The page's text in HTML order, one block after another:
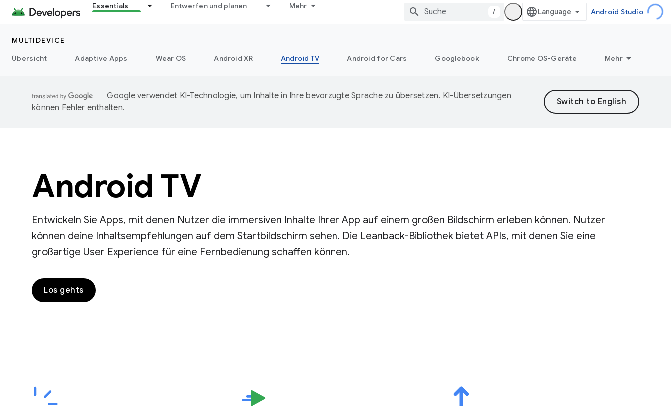
Essentials Entwerfen und planen Mehr
/ Android Studio
MULTIDEVICE
Übersicht
Adaptive Apps Wear OS Android XR Android TV Android for Cars Googlebook Chrome OS-Geräte Mehr
Google verwendet KI-Technologie, um Inhalte in Ihre bevorzugte Sprache zu übersetzen. KI-Übersetzungen
können Fehler enthalten.
Android TV
Entwickeln Sie Apps, mit denen Nutzer die immersiven Inhalte Ihrer App auf einem großen Bildschirm erleben können. Nutzer
können deine Inhaltsempfehlungen auf dem Startbildschirm sehen. Die Leanback-Bibliothek bietet APIs, mit denen Sie eine
großartige User Experience für eine Fernbedienung schaffen können.
Los gehts